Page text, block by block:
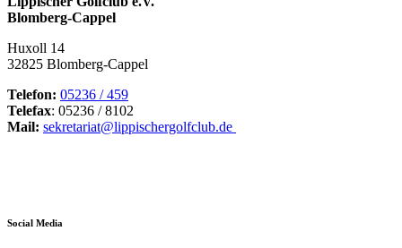
Blomberg-Cappel
Huxoll 14
32825 Blomberg-Cappel
Telefon: 05236 / 459
Telefax: 05236 / 8102
Mail: sekretariat@lippischergolfclub.de
Social Media